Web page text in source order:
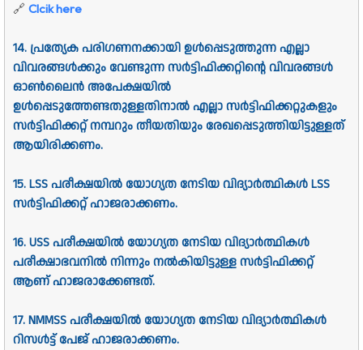
🔗 Clcik here
14. പ്രത്യേക പരിഗണനക്കായി ഉള്‍പ്പെടുത്തുന്ന എല്ലാ
വിവരങ്ങള്‍ക്കും വേണ്ടുന്ന സർട്ടിഫിക്കറ്റിന്റെ വിവരങ്ങള്‍
ഓണ്‍ലൈന്‍ അപേക്ഷയില്‍
ഉള്‍പ്പെടുത്തേണ്ടതുള്ളതിനാല്‍ എല്ലാ സര്‍ട്ടിഫിക്കറ്റുകളും
സര്‍ട്ടിഫിക്കറ്റ്‌ നമ്പറും തീയതിയും രേഖപ്പെടുത്തിയിട്ടുള്ളത്
ആയിരിക്കണം.
15. LSS പരീക്ഷയില്‍ യോഗ്യത നേടിയ വിദ്യാര്‍ത്ഥികള്‍ LSS
സര്‍ട്ടിഫിക്കറ്റ്‌ ഹാജരാക്കണം.
16. USS പരീക്ഷയില്‍ യോഗ്യത നേടിയ വിദ്യാര്‍ത്ഥികള്‍
പരീക്ഷാഭവനില്‍ നിന്നും നല്‍കിയിട്ടുള്ള സര്‍ട്ടിഫിക്കറ്റ്‌
ആണ്‌ ഹാജരാക്കേണ്ടത്‌.
17. NMMSS പരീക്ഷയില്‍ യോഗ്യത നേടിയ വിദ്യാര്‍ത്ഥികള്‍
റിസള്‍ട്ട്‌ പേജ്‌ ഹാജരാക്കണം.